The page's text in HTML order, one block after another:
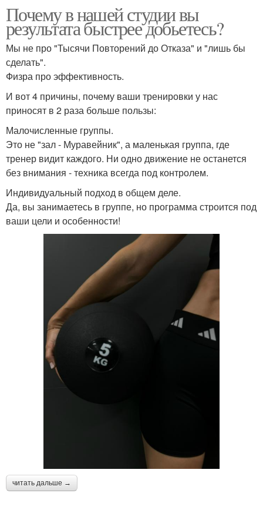
Почему в нашей студии вы
результата быстрее добьетесь?
Мы не про "Тысячи Повторений до Отказа" и "лишь бы
сделать".
Физра про эффективность.
И вот 4 причины, почему ваши тренировки у нас
приносят в 2 раза больше пользы:
Малочисленные группы.
Это не "зал - Муравейник", а маленькая группа, где
тренер видит каждого. Ни одно движение не останется
без внимания - техника всегда под контролем.
Индивидуальный подход в общем деле.
Да, вы занимаетесь в группе, но программа строится под
ваши цели и особенности!
читать дальше →